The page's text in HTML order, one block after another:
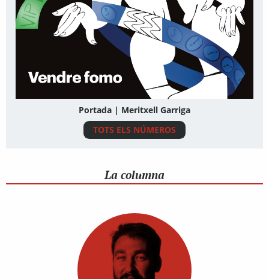
Portada | Meritxell Garriga
TOTS ELS NÚMEROS
La columna